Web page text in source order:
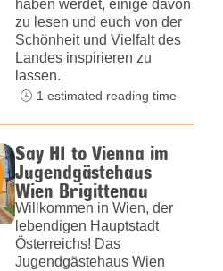
haben werdet, einige davon
zu lesen und euch von der
Schönheit und Vielfalt des
Landes inspirieren zu
lassen.
1 estimated reading time
Say HI to Vienna im
Jugendgästehaus
Wien Brigittenau
Willkommen in Wien, der
lebendigen Hauptstadt
Österreichs! Das
Jugendgästehaus Wien